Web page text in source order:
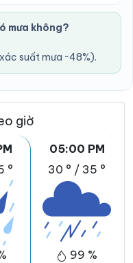
mưa không?
suất mưa ~48%).
giờ
°
05:00 PM
30 ° / 35 °
99 %